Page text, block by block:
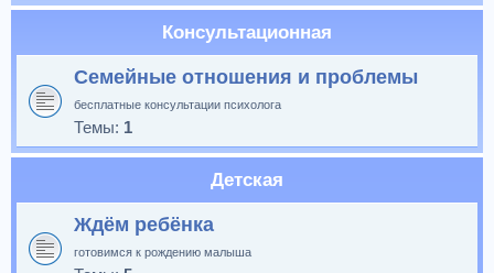
Консультационная
Семейные отношения и проблемы
бесплатные консультации психолога
Темы: 1
Детская
Ждём ребёнка
готовимся к рождению малыша